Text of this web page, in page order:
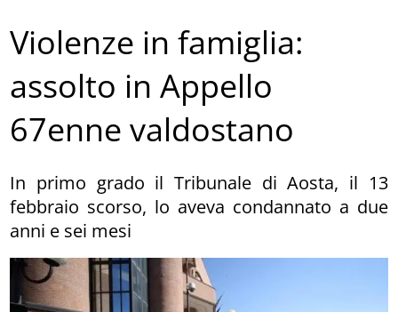
Violenze in famiglia:
assolto in Appello
67enne valdostano
In primo grado il Tribunale di Aosta, il 13
febbraio scorso, lo aveva condannato a due
anni e sei mesi